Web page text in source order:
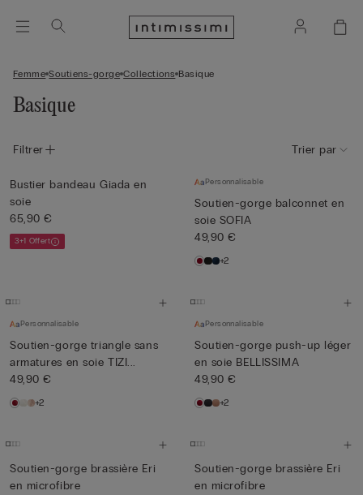
Femme Soutiens-gorge Collections Basique
Basique
Filtrer Trier par
Bustier bandeau Giada en
soie
65,90 €
3+1 Offert
Personnalisable
Soutien-gorge balconnet en
soie SOFIA
49,90 €
+2
Personnalisable
Soutien-gorge triangle sans
armatures en soie TIZI...
49,90 €
+2
Personnalisable
Soutien-gorge push-up léger
en soie BELLISSIMA
49,90 €
+2
Soutien-gorge brassière Eri
en microfibre
Soutien-gorge brassière Eri
en microfibre